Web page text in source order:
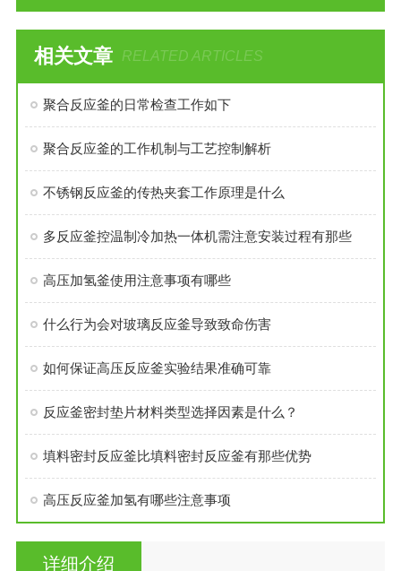
相关文章 RELATED ARTICLES
聚合反应釜的日常检查工作如下
聚合反应釜的工作机制与工艺控制解析
不锈钢反应釜的传热夹套工作原理是什么
多反应釜控温制冷加热一体机需注意安装过程有那些
高压加氢釜使用注意事项有哪些
什么行为会对玻璃反应釜导致致命伤害
如何保证高压反应釜实验结果准确可靠
反应釜密封垫片材料类型选择因素是什么？
填料密封反应釜比填料密封反应釜有那些优势
高压反应釜加氢有哪些注意事项
详细介绍